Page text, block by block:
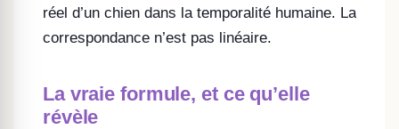
réel d’un chien dans la temporalité humaine. La
correspondance n’est pas linéaire.
La vraie formule, et ce qu’elle
révèle